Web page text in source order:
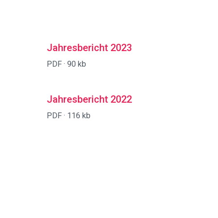
Jahresbericht 2023
PDF · 90 kb
Jahresbericht 2022
PDF · 116 kb